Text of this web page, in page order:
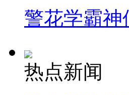
警花学霸
热点新闻